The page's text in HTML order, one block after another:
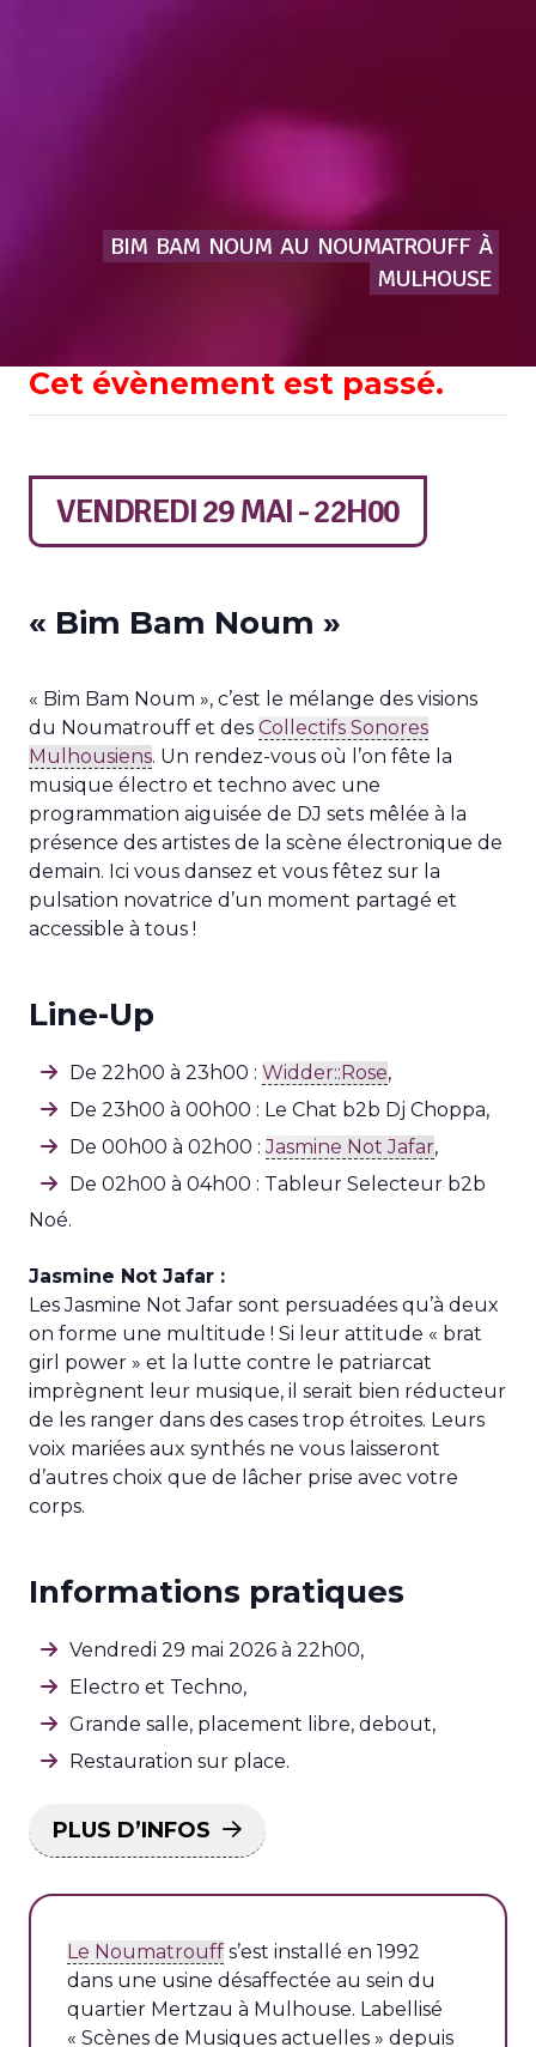
BIM BAM NOUM AU NOUMATROUFF À
MULHOUSE
Cet évènement est passé.
VENDREDI 29 MAI - 22H00
« Bim Bam Noum »
« Bim Bam Noum », c’est le mélange des visions
du Noumatrouff et des Collectifs Sonores
Mulhousiens. Un rendez-vous où l’on fête la
musique électro et techno avec une
programmation aiguisée de DJ sets mêlée à la
présence des artistes de la scène électronique de
demain. Ici vous dansez et vous fêtez sur la
pulsation novatrice d’un moment partagé et
accessible à tous !
Line-Up
De 22h00 à 23h00 : Widder::Rose,
De 23h00 à 00h00 : Le Chat b2b Dj Choppa,
De 00h00 à 02h00 :Jasmine Not Jafar,
De 02h00 à 04h00 : Tableur Selecteur b2b
Noé.
Jasmine Not Jafar :
Les Jasmine Not Jafar sont persuadées qu’à deux
on forme une multitude ! Si leur attitude « brat
girl power » et la lutte contre le patriarcat
imprègnent leur musique, il serait bien réducteur
de les ranger dans des cases trop étroites. Leurs
voix mariées aux synthés ne vous laisseront
d’autres choix que de lâcher prise avec votre
corps.
Informations pratiques
Vendredi 29 mai 2026 à 22h00,
Electro et Techno,
Grande salle, p lacement libre, debout,
Restauration sur place.
PLUS D’INFOS
Le Noumatrouff s’est installé en 1992
dans une usine désaffectée au sein du
quartier Mertzau à Mulhouse. Labellisé
« Scènes de Musiques actuelles » depuis